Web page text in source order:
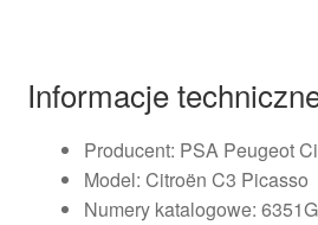
Informacje
Producent: PSA Peugeot
Model: Citroën C3 Picasso
Numery katalogowe: